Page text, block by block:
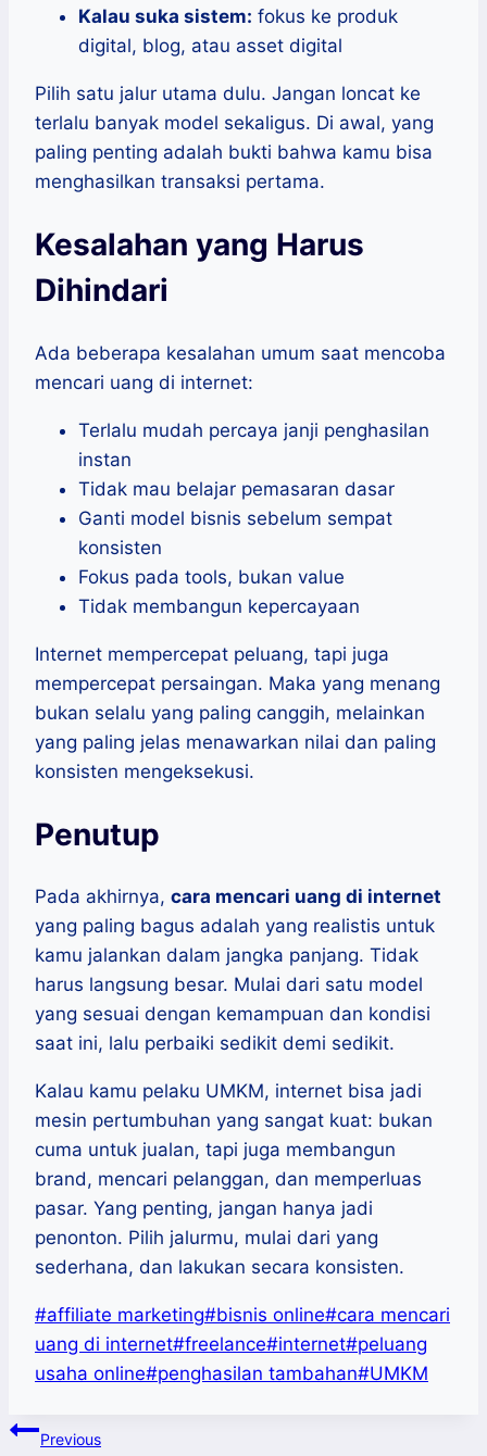
Kalau suka sistem: fokus ke produk
digital, blog, atau asset digital
Pilih satu jalur utama dulu. Jangan loncat ke
terlalu banyak model sekaligus. Di awal, yang
paling penting adalah bukti bahwa kamu bisa
menghasilkan transaksi pertama.
Kesalahan yang Harus
Dihindari
Ada beberapa kesalahan umum saat mencoba
mencari uang di internet:
Terlalu mudah percaya janji penghasilan
instan
Tidak mau belajar pemasaran dasar
Ganti model bisnis sebelum sempat
konsisten
Fokus pada tools, bukan value
Tidak membangun kepercayaan
Internet mempercepat peluang, tapi juga
mempercepat persaingan. Maka yang menang
bukan selalu yang paling canggih, melainkan
yang paling jelas menawarkan nilai dan paling
konsisten mengeksekusi.
Penutup
Pada akhirnya, cara mencari uang di internet
yang paling bagus adalah yang realistis untuk
kamu jalankan dalam jangka panjang. Tidak
harus langsung besar. Mulai dari satu model
yang sesuai dengan kemampuan dan kondisi
saat ini, lalu perbaiki sedikit demi sedikit.
Kalau kamu pelaku UMKM, internet bisa jadi
mesin pertumbuhan yang sangat kuat: bukan
cuma untuk jualan, tapi juga membangun
brand, mencari pelanggan, dan memperluas
pasar. Yang penting, jangan hanya jadi
penonton. Pilih jalurmu, mulai dari yang
sederhana, dan lakukan secara konsisten.
Post
Tags:
#affiliate marketing#bisnis online#cara mencari
uang di internet#freelance#internet#peluang
usaha online#penghasilan tambahan#UMKM
Post
Previous